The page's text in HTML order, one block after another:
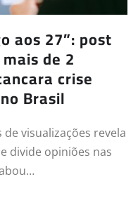
aos 27”: post
de 2
crise
Brasil
visualizações revela
divide opiniões nas